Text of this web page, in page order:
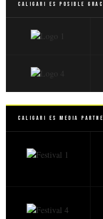
Caligari es posible
Caligari es Media